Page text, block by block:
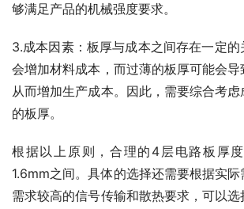
够满足产品的机械强度要求。
3.成本因素：板厚与成本之间存在一定
会增加材料成本，而过薄的板厚可能会导
从而增加生产成本。因此，需要综合考
的板厚。
根据以上原则，合理的4层电路板厚
1.6mm之间。具体的选择还需要根据实
需求较高的信号传输和散热要求，可以